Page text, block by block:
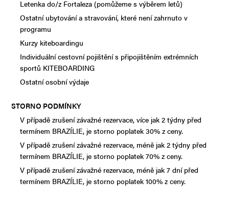
Letenka do/z Fortaleza (pomůžeme s výběrem letů)
Ostatní ubytování a stravování, které není zahrnuto v
programu
Kurzy kiteboardingu
Individuální cestovní pojištění s připojištěním extrémních
sportů KITEBOARDING
Ostatní osobní výdaje
STORNO PODMÍNKY
V případě zrušení závažné rezervace, více jak 2 týdny před
termínem BRAZÍLIE, je storno poplatek 30% z ceny.
V případě zrušení závažné rezervace, méně jak 2 týdny před
termínem BRAZÍLIE, je storno poplatek 70% z ceny.
V případě zrušení závažné rezervace, méně jak 7 dní před
termínem BRAZÍLIE, je storno poplatek 100% z ceny.